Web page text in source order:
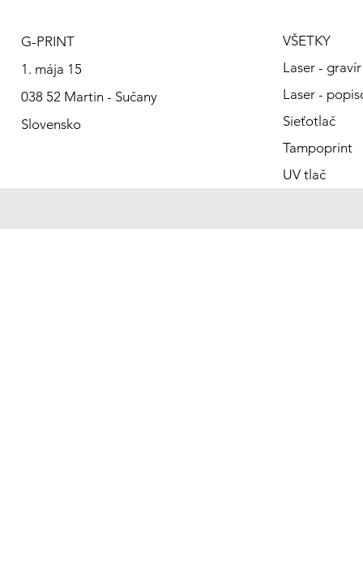
G-PRINT
1. mája 15
038 52 Martin - Sučany
Slovensko
VŠETKY
Laser -
Laser -
Sieťotlač
Tampoprint
UV tlač